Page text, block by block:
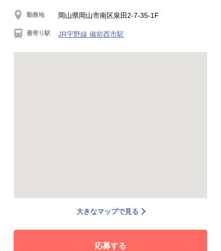
勤務地 岡山県岡山市南区泉田2-7-35-1F
最寄り駅 JR宇野線 備前西市駅
大きなマップで見る
応募する